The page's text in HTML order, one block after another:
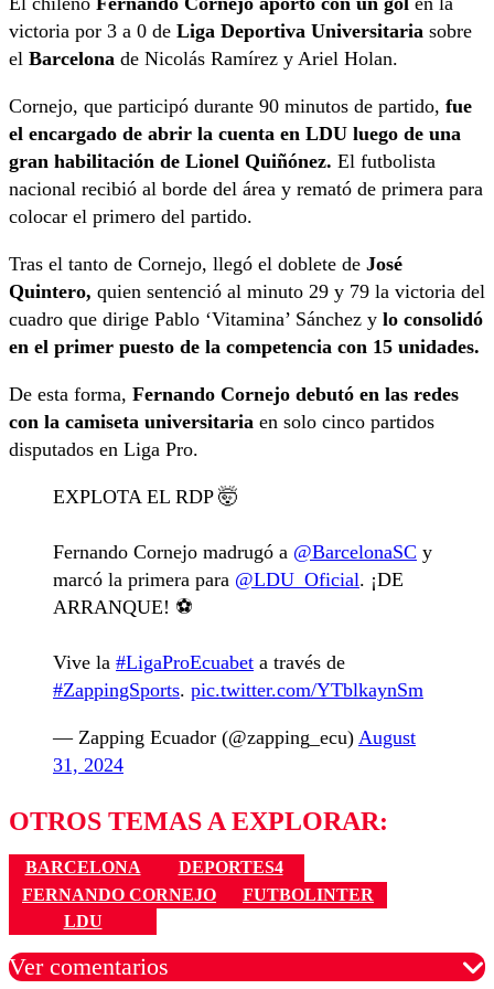
victoria por 3 a 0 de Liga Deportiva Universitaria sobre
el Barcelona de Nicolás Ramírez y Ariel Holan.
Cornejo, que participó durante 90 minutos de partido, fue
el encargado de abrir la cuenta en LDU luego de una
gran habilitación de Lionel Quiñónez. El futbolista
nacional recibió al borde del área y remató de primera para
colocar el primero del partido.
Tras el tanto de Cornejo, llegó el doblete de José
Quintero, quien sentenció al minuto 29 y 79 la victoria del
cuadro que dirige Pablo ‘Vitamina’ Sánchez y lo consolidó
en el primer puesto de la competencia con 15 unidades.
De esta forma, Fernando Cornejo debutó en las redes
con la camiseta universitaria en solo cinco partidos
disputados en Liga Pro.
EXPLOTA EL RDP 🤯
Fernando Cornejo madrugó a @BarcelonaSC y
marcó la primera para @LDU_Oficial. ¡DE
ARRANQUE! ⚽️
Vive la #LigaProEcuabet a través de
#ZappingSports. pic.twitter.com/YTblkaynSm
— Zapping Ecuador (@zapping_ecu) August
31, 2024
OTROS TEMAS A EXPLORAR:
BARCELONA
DEPORTES4
FERNANDO CORNEJO
FUTBOLINTER
LDU
Ver comentarios